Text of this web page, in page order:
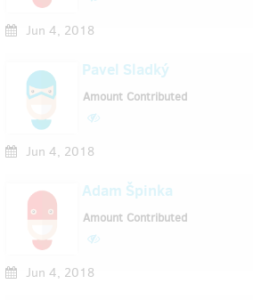
Jun 4, 2018
Pavel Sladký
Jun 4, 2018
Amount Contributed
Adam Špinka
Jun 4, 2018
Amount Contributed